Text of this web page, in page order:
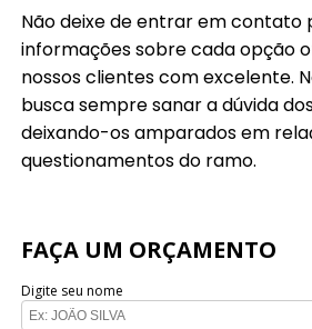
Não deixe de entrar em contato
informações sobre cada opção
nossos clientes com excelente.
busca sempre sanar a dúvida
deixando-os amparados em
questionamentos do ramo.
FAÇA UM ORÇAMENTO
Digite seu nome